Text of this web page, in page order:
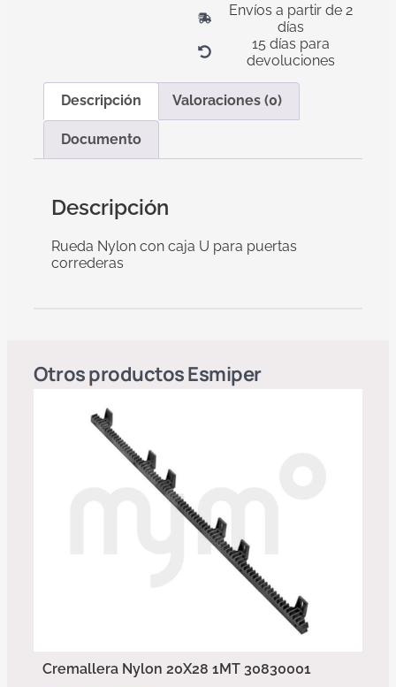
Envíos a partir de 2
días
15 días para
devoluciones
Descripción Valoraciones (0)
Documento
Descripción
Rueda Nylon con caja U para puertas
correderas
Otros productosEsmiper
Cremallera Nylon 20X28 1MT 30830001